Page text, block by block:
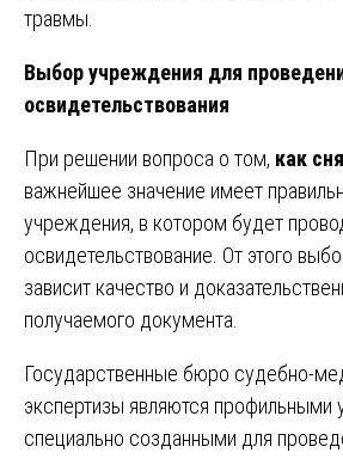
травмы.
Выбор учреждения для
освидетельствования
При решении вопроса о том, как
важнейшее значение имеет
учреждения, в котором будет
освидетельствование. От этого
зависит качество и
получаемого документа.
Государственные бюро судебно-
экспертизы являются профильными
специально созданными для